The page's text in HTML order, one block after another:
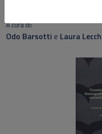
A cura di:
Odo Barsotti e Laura